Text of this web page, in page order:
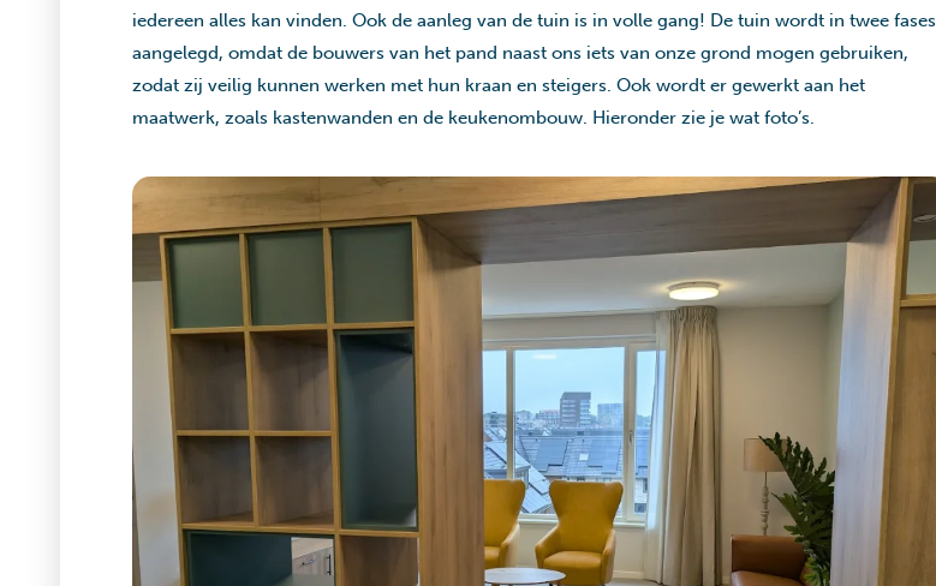
iedereen alles kan vinden. Ook de aanleg van de tuin is in volle gang! De tuin wordt in twee fases
aangelegd, omdat de bouwers van het pand naast ons iets van onze grond mogen gebruiken,
zodat zij veilig kunnen werken met hun kraan en steigers. Ook wordt er gewerkt aan het
maatwerk, zoals kastenwanden en de keukenombouw. Hieronder zie je wat foto’s.